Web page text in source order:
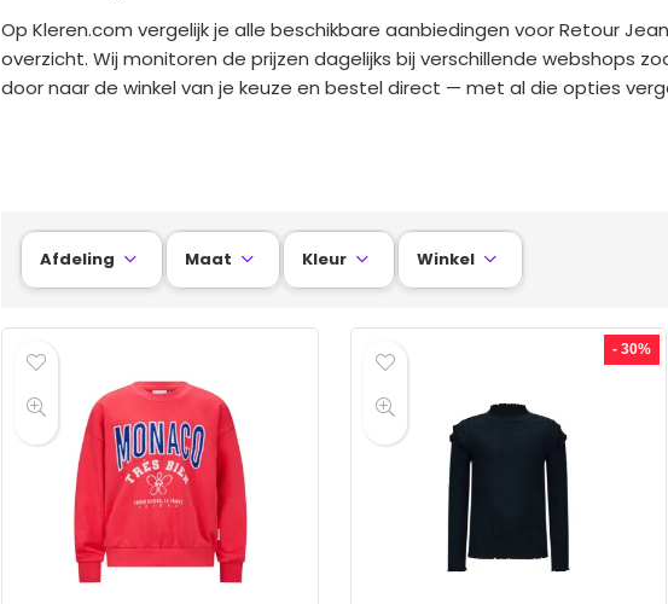
Op Kleren.com vergelijk je alle beschikbare aanbiedingen voor Retour
overzicht. Wij monitoren de prijzen dagelijks bij verschillende webshops
door naar de winkel van je keuze en bestel direct — met al die opties
Afdeling  Maat  Kleur  Winkel 
- 30%